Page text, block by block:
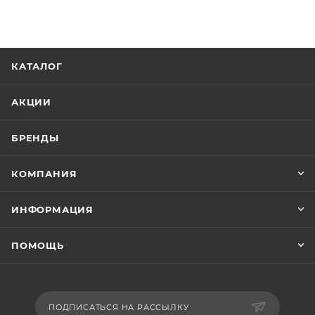
КАТАЛОГ
АКЦИИ
БРЕНДЫ
КОМПАНИЯ
ИНФОРМАЦИЯ
ПОМОЩЬ
ПОДПИСАТЬСЯ НА РАССЫЛКУ